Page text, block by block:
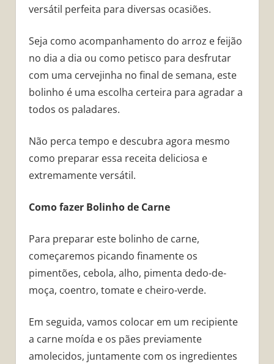
versátil perfeita para diversas ocasiões.
Seja como acompanhamento do arroz e feijão
no dia a dia ou como petisco para desfrutar
com uma cervejinha no final de semana, este
bolinho é uma escolha certeira para agradar a
todos os paladares.
Não perca tempo e descubra agora mesmo
como preparar essa receita deliciosa e
extremamente versátil.
Como fazer Bolinho de Carne
Para preparar este bolinho de carne,
começaremos picando finamente os
pimentões, cebola, alho, pimenta dedo-de-
moça, coentro, tomate e cheiro-verde.
Em seguida, vamos colocar em um recipiente
a carne moída e os pães previamente
amolecidos, juntamente com os ingredientes